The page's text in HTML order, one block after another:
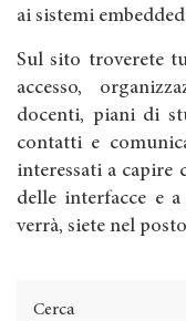
ai sistemi
Sul sito troverete
accesso,
docenti, piani di
contatti e
interessati a
delle interfacce e
verrà, siete nel
Cerca